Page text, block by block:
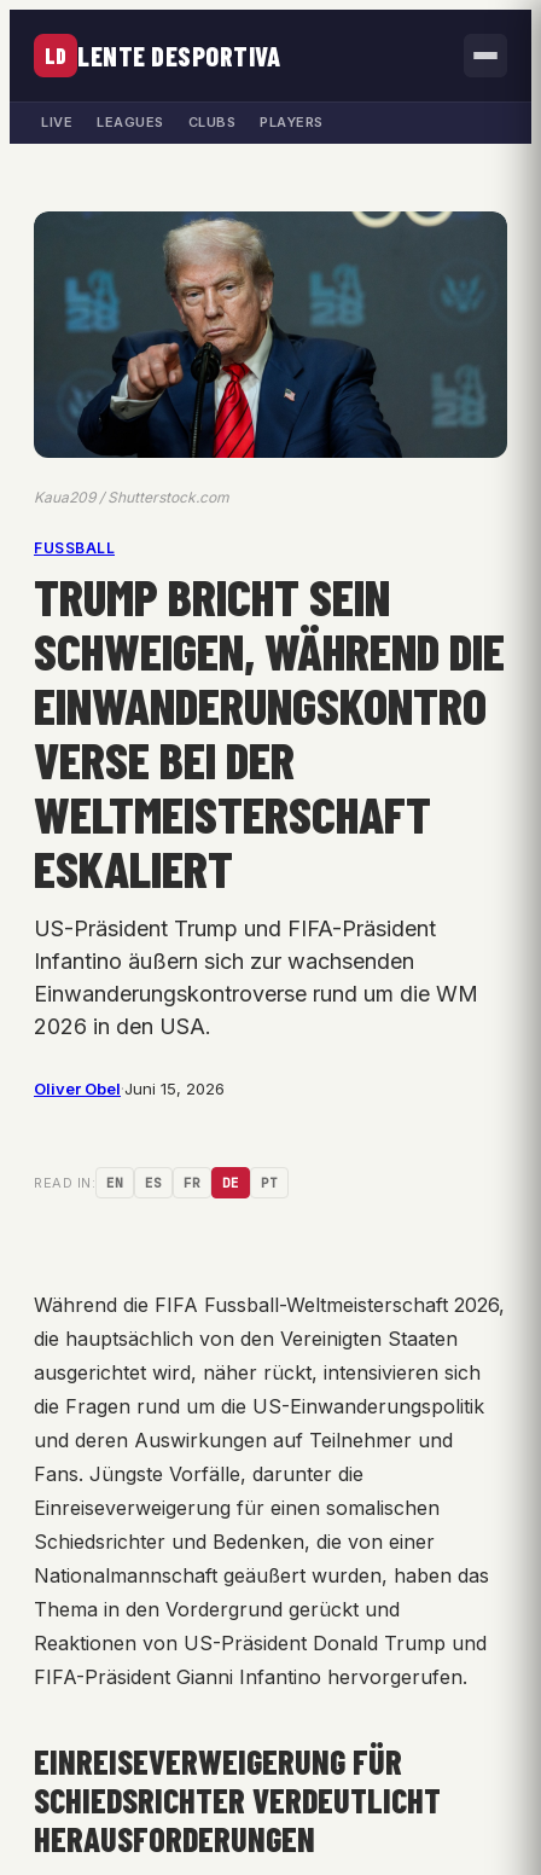
LD LENTE DESPORTIVA
LIVE LEAGUES CLUBS PLAYERS
Kaua209 / Shutterstock.com
FUSSBALL
TRUMP BRICHT SEIN
SCHWEIGEN, WÄHREND DIE
EINWANDERUNGSKONTRO
VERSE BEI DER
WELTMEISTERSCHAFT
ESKALIERT
US-Präsident Trump und FIFA-Präsident
Infantino äußern sich zur wachsenden
Einwanderungskontroverse rund um die WM
2026 in den USA.
Oliver Obel·Juni 15, 2026
READ IN: EN ES FR DE PT
Während die FIFA Fussball-Weltmeisterschaft 2026,
die hauptsächlich von den Vereinigten Staaten
ausgerichtet wird, näher rückt, intensivieren sich
die Fragen rund um die US-Einwanderungspolitik
und deren Auswirkungen auf Teilnehmer und
Fans. Jüngste Vorfälle, darunter die
Einreiseverweigerung für einen somalischen
Schiedsrichter und Bedenken, die von einer
Nationalmannschaft geäußert wurden, haben das
Thema in den Vordergrund gerückt und
Reaktionen von US-Präsident Donald Trump und
FIFA-Präsident Gianni Infantino hervorgerufen.
EINREISEVERWEIGERUNG FÜR
SCHIEDSRICHTER VERDEUTLICHT
HERAUSFORDERUNGEN